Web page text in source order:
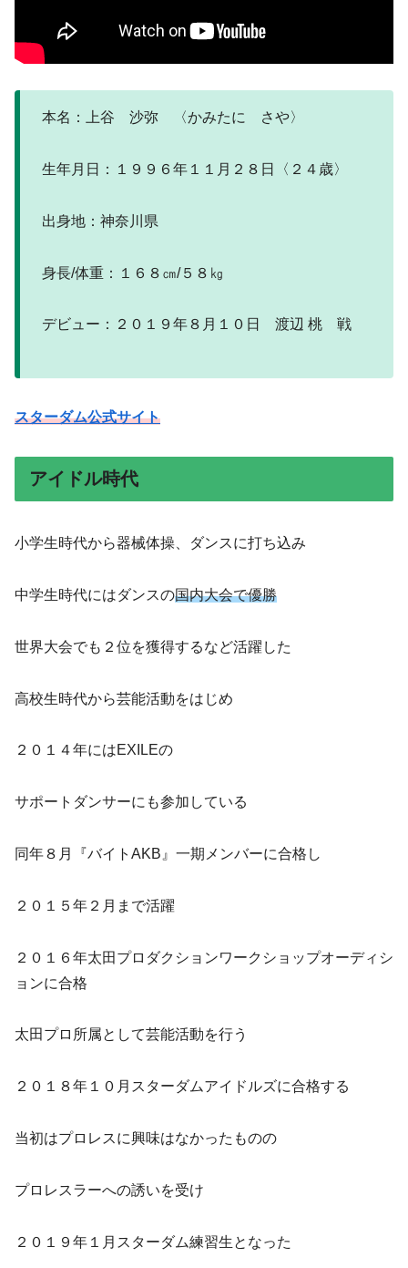
本名：上谷 沙弥 〈かみたに さや〉
生年月日：１９９６年１１月２８日〈２４歳〉
出身地：神奈川県
身長/体重：１６８㎝/５８㎏
デビュー：２０１９年８月１０日 渡辺 桃 戦
スターダム公式サイト
アイドル時代
小学生時代から器械体操、ダンスに打ち込み
中学生時代にはダンスの国内大会で優勝
世界大会でも２位を獲得するなど活躍した
高校生時代から芸能活動をはじめ
２０１４年にはEXILEの
サポートダンサーにも参加している
同年８月『バイトAKB』一期メンバーに合格し
２０１５年２月まで活躍
２０１６年太田プロダクションワークショップオーディシ
ョンに合格
太田プロ所属として芸能活動を行う
２０１８年１０月スターダムアイドルズに合格する
当初はプロレスに興味はなかったものの
プロレスラーへの誘いを受け
２０１９年１月スターダム練習生となった